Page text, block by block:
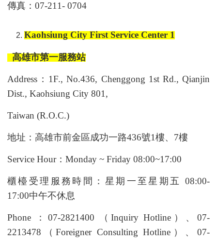
傳真：07-211- 0704
Kaohsiung City First Service Center 1
高雄市第一服務站
Address：1F., No.436, Chenggong 1st Rd., Qianjin
Dist., Kaohsiung City 801,
Taiwan (R.O.C.)
地址：高雄市前金區成功一路436號1樓、7樓
Service Hour：Monday ~ Friday 08:00~17:00
櫃檯受理服務時間：星期一至星期五 08:00-
17:00中午不休息
Phone ：07-2821400 （Inquiry Hotline）、07-
2213478（Foreigner Consulting Hotline）、07-